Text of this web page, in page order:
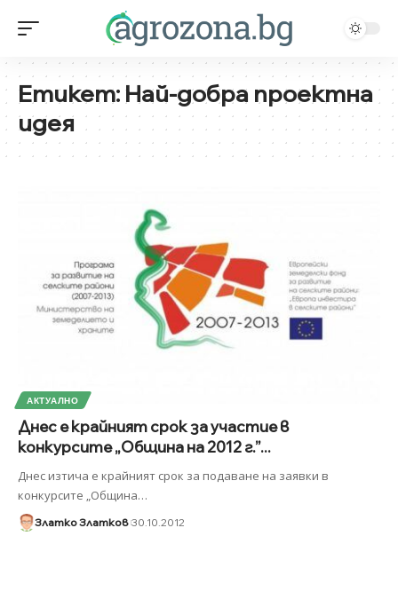
Етикет:Най-добра проектна
идея
АКТУАЛНО
Днес е крайният срок за участие в
конкурсите „Община на 2012 г.”...
Днес изтича е крайният срок за подаване на заявки в
конкурсите „Община…
Златко Златков 30.10.2012